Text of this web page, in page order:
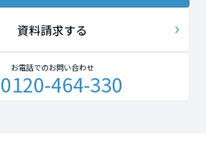
資料請求する
お電話でのお問い合わせ
0120-464-330